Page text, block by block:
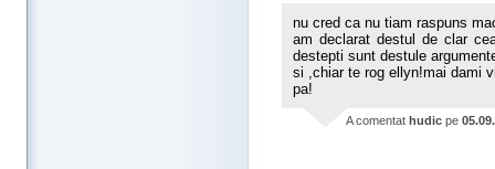
nu cred ca nu tiam raspuns
am declarat destul de clar
destepti sunt destule
si ,chiar te rog ellyn!mai dami
pa!
A comentat hudic pe